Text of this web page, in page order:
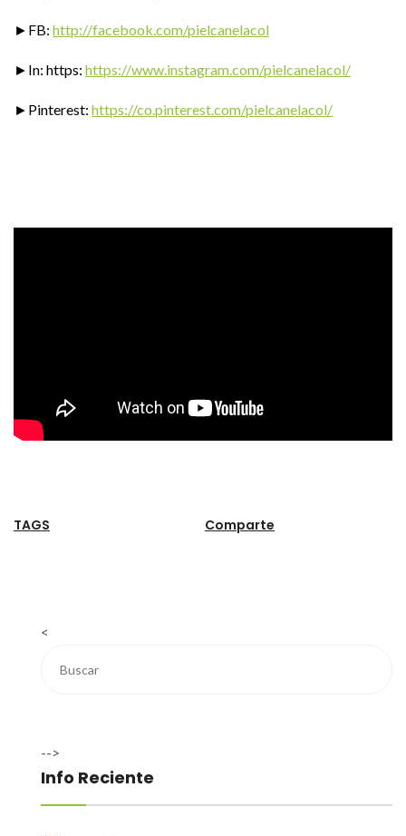
►FB: http://facebook.com/pielcanelacol
►In: https: https://www.instagram.com/pielcanelacol/
►Pinterest: https://co.pinterest.com/pielcanelacol/
TAGS Comparte
<
-->
Info Reciente